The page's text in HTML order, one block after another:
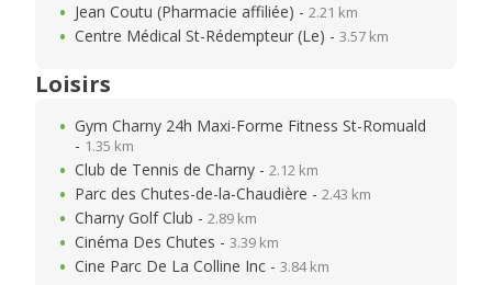
Jean Coutu (Pharmacie affiliée) - 2.21 km
Centre Médical St-Rédempteur (Le) - 3.57 km
Loisirs
Gym Charny 24h Maxi-Forme Fitness St-Romuald
- 1.35 km
Club de Tennis de Charny - 2.12 km
Parc des Chutes-de-la-Chaudière - 2.43 km
Charny Golf Club - 2.89 km
Cinéma Des Chutes - 3.39 km
Cine Parc De La Colline Inc - 3.84 km